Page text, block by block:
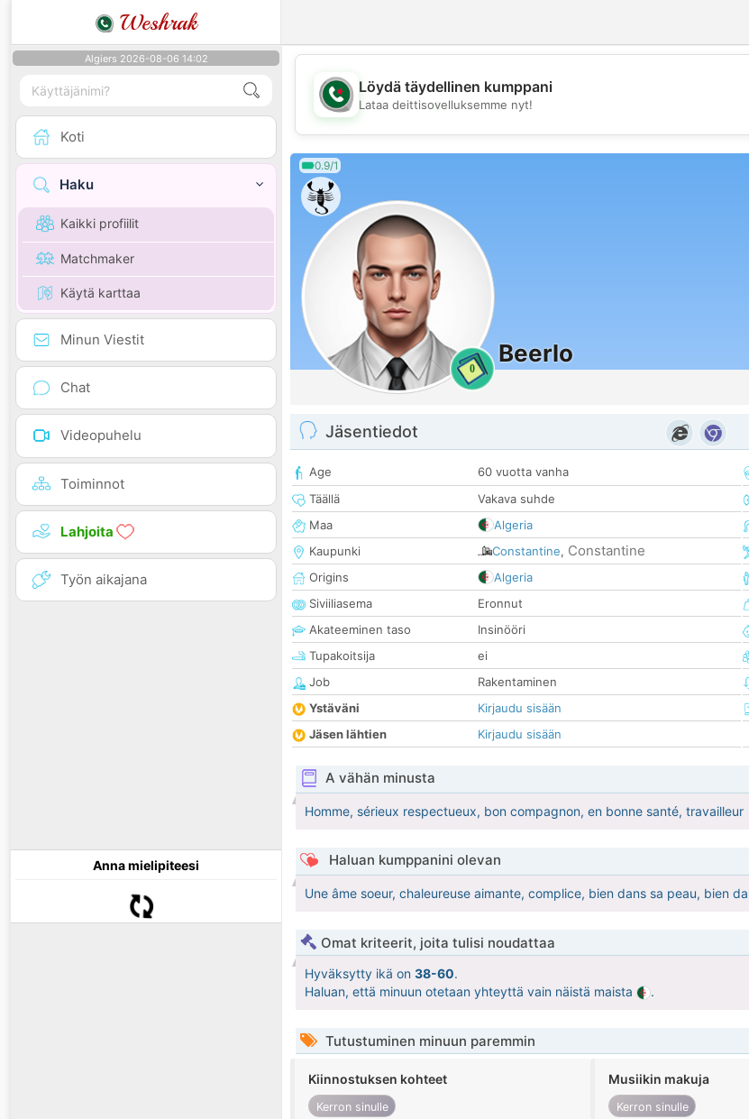
Weshrak
Algiers 2026-08-06 14:02
Koti
Haku
Kaikki profiilit
Matchmaker
Käytä karttaa
Minun Viestit
Chat
Videopuhelu
Toiminnot
Lahjoita
Työn aikajana
Anna mielipiteesi
💖
Löydä täydellinen kumppani
Lataa deittisovelluksemme nyt!
0.9/1
0
Beerlo
Jäsentiedot
Age
60 vuotta vanha
Täällä
Vakava suhde
Maa
Algeria
Kaupunki
Constantine, Constantine
Origins
Algeria
Siviiliasema
Eronnut
Akateeminen taso
Insinööri
Tupakoitsija
ei
Job
Rakentaminen
Ystäväni
Kirjaudu sisään
Jäsen lähtien
Kirjaudu sisään
A vähän minusta
Homme, sérieux respectueux, bon compagnon, en bonne santé, travailleur
Haluan kumppanini olevan
Une âme soeur, chaleureuse aimante, complice, bien dans sa peau, bien
Omat kriteerit, joita tulisi noudattaa
Hyväksytty ikä on 38-60.
Haluan, että minuun otetaan yhteyttä vain näistä maista
.
Tutustuminen minuun paremmin
Kiinnostuksen kohteet
Kerron sinulle
Musiikin makuja
Kerron sinulle